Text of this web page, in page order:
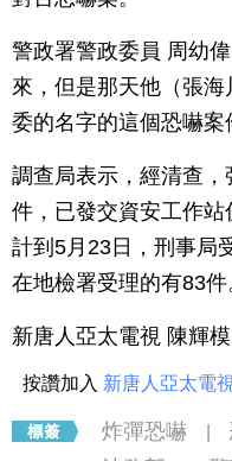
警政署警政委員 周幼
來，但是那天他（張
委的名字的這個恐嚇案
調查局表示，經清查
件，已發交資安工作
計到5月23日，刑事局
在地檢署受理的有83件
新唐人亞太電視 陳輝
按讚加入 新唐人亞太電
炸彈恐嚇